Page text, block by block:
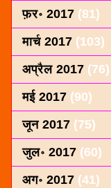
फ़र॰ 2017 (81)
मार्च 2017 (103)
अप्रैल 2017 (76)
मई 2017 (90)
जून 2017 (75)
जुल॰ 2017 (60)
अग॰ 2017 (41)